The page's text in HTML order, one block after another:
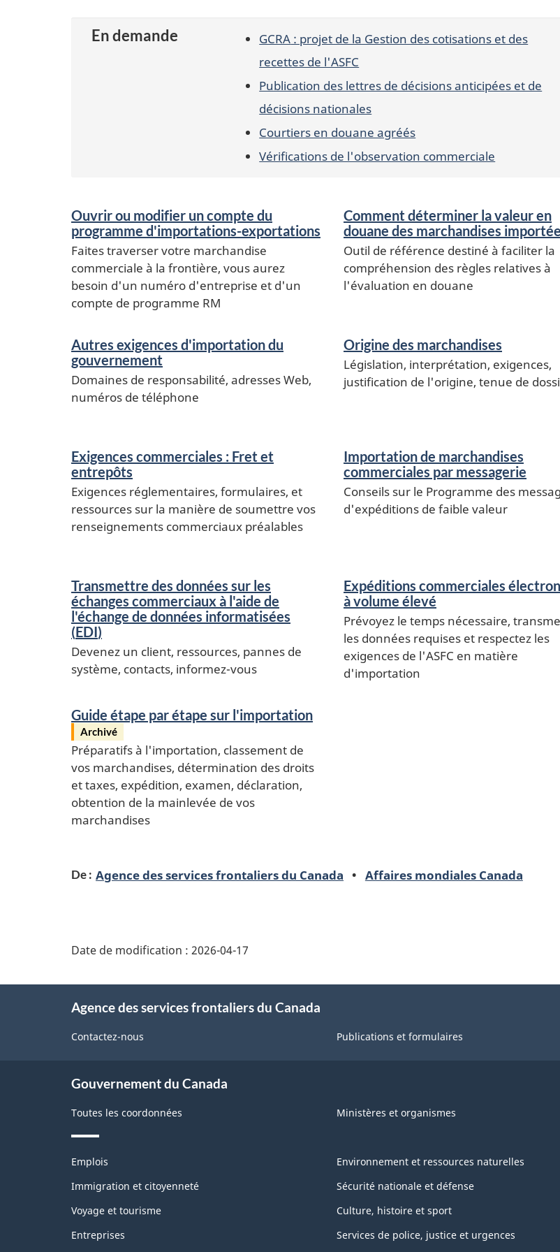
En demande GCRA : projet de la Gestion des cotisations et des
recettes de l'ASFC
Publication des lettres de décisions anticipées et de
décisions nationales
Courtiers en douane agréés
Vérifications de l'observation commerciale
Services
et
renseignements
Ouvrir ou modifier un compte du
programme d'importations-exportations
Faites traverser votre marchandise
commerciale à la frontière, vous aurez
besoin d'un numéro d'entreprise et d'un
compte de programme RM
Comment déterminer la valeur en
douane des marchandises
Outil de référence destiné à faciliter la
compréhension des règles relatives à
l'évaluation en douane
Autres exigences d'importation du
gouvernement
Domaines de responsabilité, adresses Web,
numéros de téléphone
Origine des marchandises
Législation, interprétation, exigences,
justification de l'origine, tenue de
Exigences commerciales : Fret et
entrepôts
Exigences réglementaires, formulaires, et
ressources sur la manière de soumettre vos
renseignements commerciaux préalables
Importation de marchandises
commerciales par messagerie
Conseils sur le Programme des
d'expéditions de faible valeur
Transmettre des données sur les
échanges commerciaux à l'aide de
l'échange de données informatisées
(EDI)
Devenez un client, ressources, pannes de
système, contacts, informez-vous
Expéditions commerciales
à volume élevé
Prévoyez le temps nécessaire,
les données requises et respectez les
exigences de l'ASFC en matière
d'importation
Guide étape par étape sur l'importation
Archivé
Préparatifs à l'importation, classement de
vos marchandises, détermination des droits
et taxes, expédition, examen, déclaration,
obtention de la mainlevée de vos
marchandises
De : Agence des services frontaliers du Canada Affaires mondiales Canada
de
page
Date de modification : 2026-04-17
Agence des services frontaliers du Canada
Contactez-nous Publications et formulaires
Gouvernement du Canada
Toutes les coordonnées Ministères et organismes
Thèmes
sujets
Emplois
Immigration et citoyenneté
Voyage et tourisme
Entreprises
Environnement et ressources naturelles
Sécurité nationale et défense
Culture, histoire et sport
Services de police, justice et urgences